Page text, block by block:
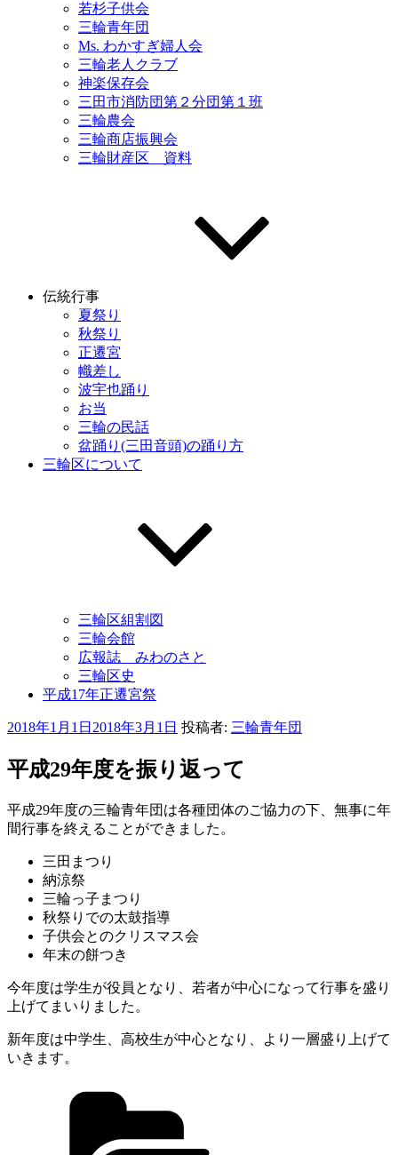
若杉子供会
三輪青年団
Ms. わかすぎ婦人会
三輪老人クラブ
神楽保存会
三田市消防団第２分団第１班
三輪農会
三輪商店振興会
三輪財産区 資料
伝統行事
夏祭り
秋祭り
正遷宮
幟差し
波宇也踊り
お当
三輪の民話
盆踊り(三田音頭)の踊り方
三輪区について
三輪区組割図
三輪会館
広報誌 みわのさと
三輪区史
平成17年正遷宮祭
投
日:
2018年1月1日 2018年3月1日 投稿者: 三輪青年団
平成29年度を振り返って
平成29年度の三輪青年団は各種団体のご協力の下、無事に年
間行事を終えることができました。
三田まつり
納涼祭
三輪っ子まつり
秋祭りでの太鼓指導
子供会とのクリスマス会
年末の餅つき
今年度は学生が役員となり、若者が中心になって行事を盛り
上げてまいりました。
新年度は中学生、高校生が中心となり、より一層盛り上げて
いきます。